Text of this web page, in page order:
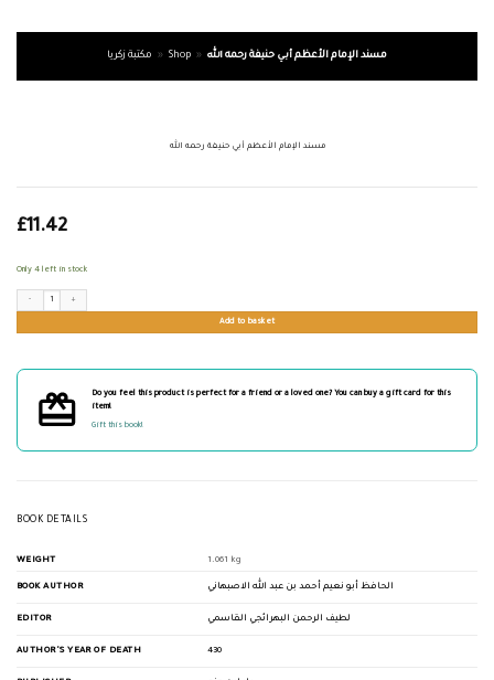
مكتبة زكريا » Shop » مسند الإمام الأعظم أبي حنيفة رحمه الله
مسند الإمام الأعظم أبي حنيفة رحمه الله
£11.42
Only 4 left in stock
Add to basket
Do you feel this product is perfect for a friend or a loved one? You can buy a gift card for this
item!
Gift this book!
BOOK DETAILS
WEIGHT 1.061 kg
BOOK AUTHOR الحافظ أبو نعيم أحمد بن عبد الله الاصبهاني
EDITOR لطيف الرحمن البهرائجي القاسمي
AUTHOR'S YEAR OF DEATH 430